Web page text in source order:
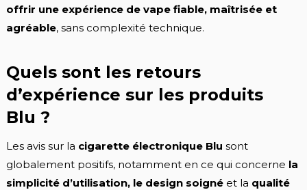
offrir une expérience de vape fiable, maîtrisée et
agréable, sans complexité technique.
Quels sont les retours
d’expérience sur les produits
Blu ?
Les avis sur la cigarette électronique Blu sont
globalement positifs, notamment en ce qui concerne la
simplicité d’utilisation, le design soignéet la qualité